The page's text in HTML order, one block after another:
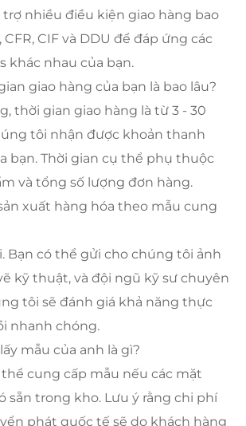
trợ nhiều điều kiện giao hàng bao
CFR, CIF và DDU để đáp ứng các
khác nhau của bạn.
giao hàng của bạn là bao lâu?
thời gian giao hàng là từ 3 - 30
tôi nhận được khoản thanh
bạn. Thời gian cụ thể phụ thuộc
và tổng số lượng đơn hàng.
xuất hàng hóa theo mẫu cung
Bạn có thể gửi cho chúng tôi ảnh
kỹ thuật, và đội ngũ kỹ sư chuyên
tôi sẽ đánh giá khả năng thực
nhanh chóng.
mẫu của anh là gì?
cung cấp mẫu nếu các mặt
sẵn trong kho. Lưu ý rằng chi phí
phát quốc tế sẽ do khách hàng